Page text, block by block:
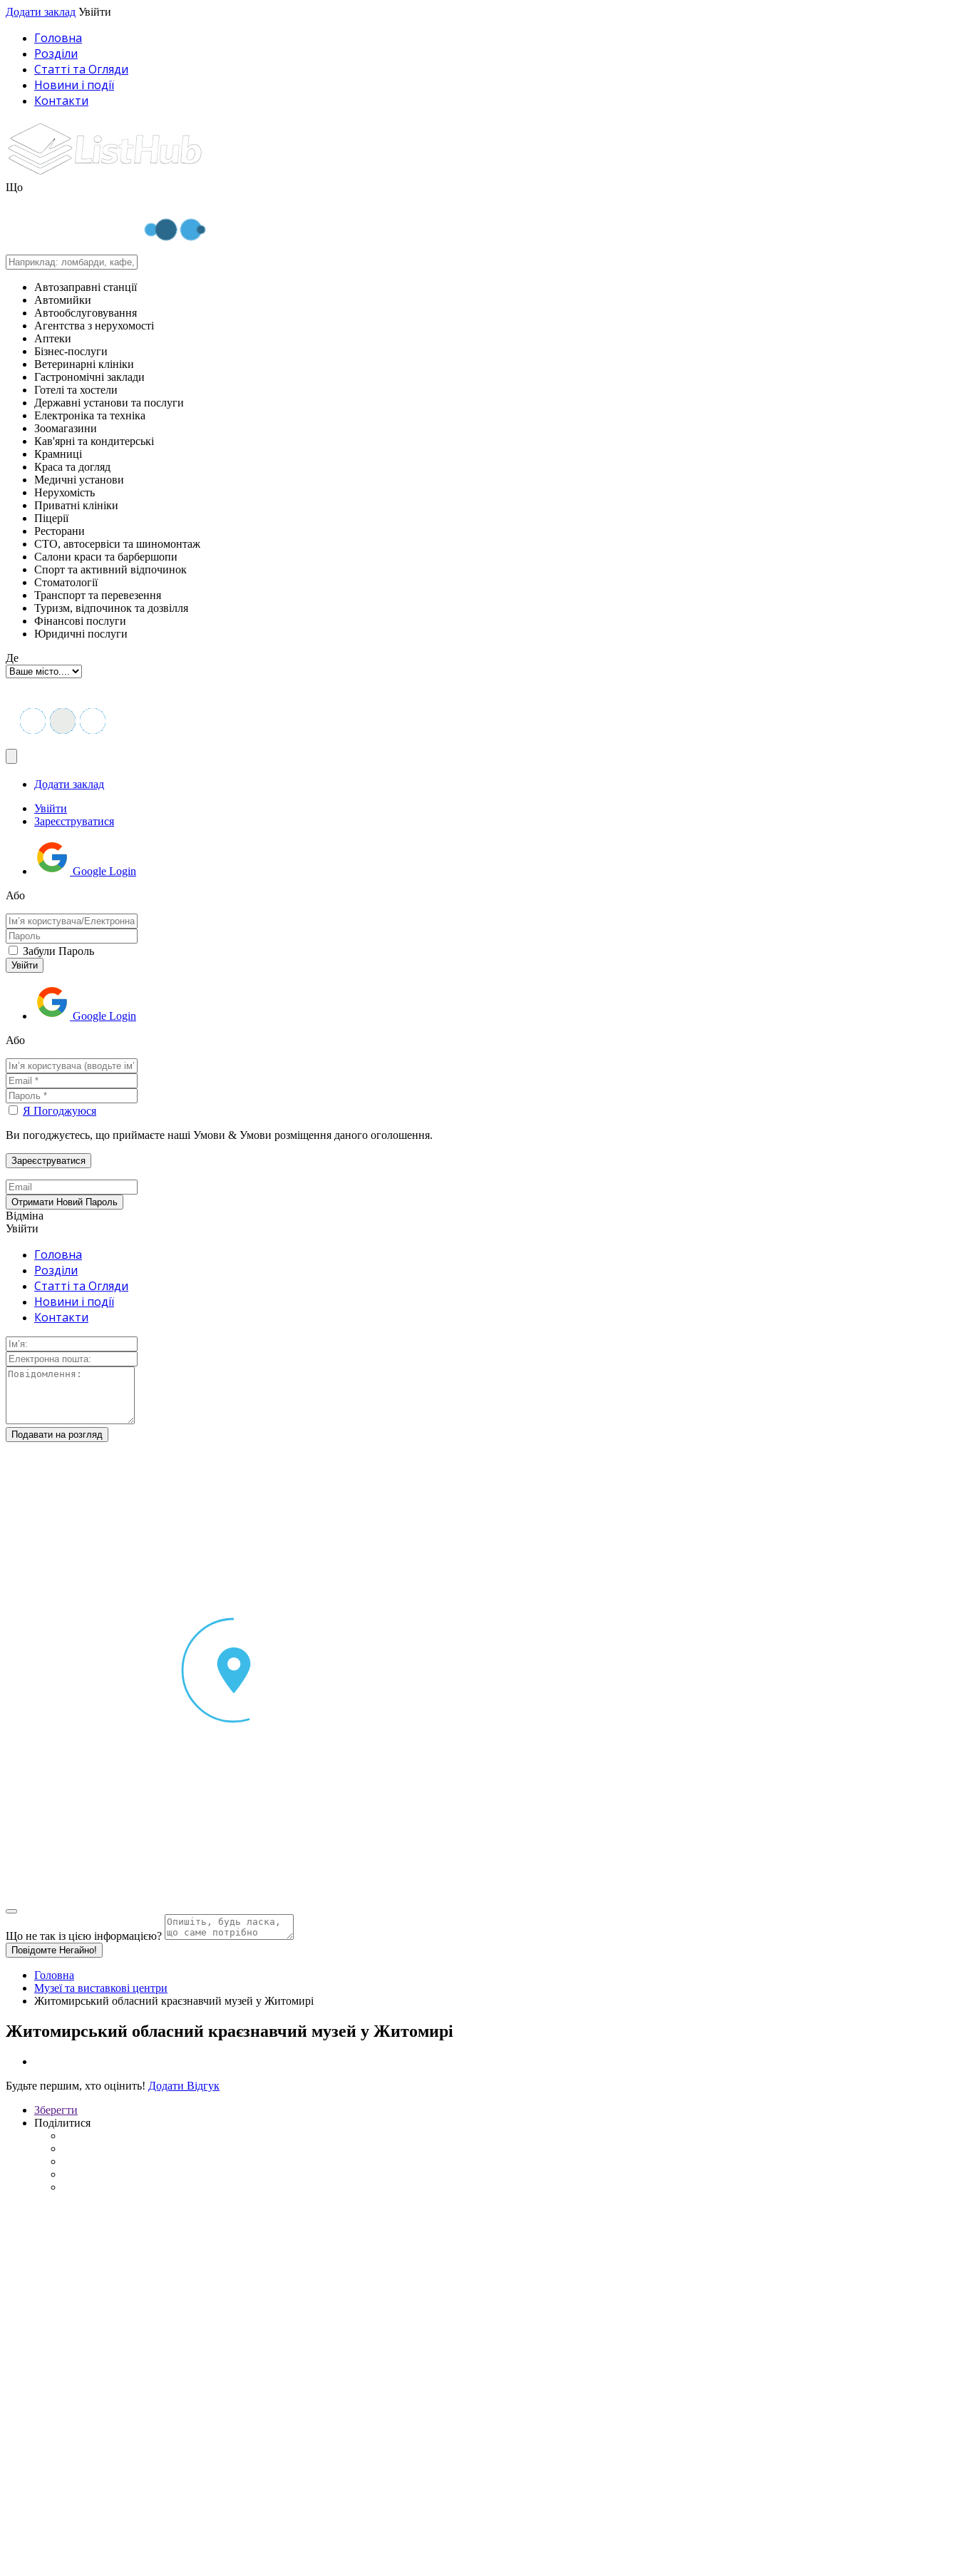
Додати заклад Увійти
Головна
Розділи
Статті та Огляди
Новини і події
Контакти
Що
Автозаправні станції
Автомийки
Автообслуговування
Агентства з нерухомості
Аптеки
Бізнес-послуги
Ветеринарні клініки
Гастрономічні заклади
Готелі та хостели
Державні установи та послуги
Електроніка та техніка
Зоомагазини
Кав'ярні та кондитерські
Крамниці
Краса та догляд
Медичні установи
Нерухомість
Приватні клініки
Піцерії
Ресторани
СТО, автосервіси та шиномонтаж
Салони краси та барбершопи
Спорт та активний відпочинок
Стоматології
Транспорт та перевезення
Туризм, відпочинок та дозвілля
Фінансові послуги
Юридичні послуги
Де
Додати заклад
Увійти
Зареєструватися
Google Login
Або
Забули Пароль
Google Login
Або
Я Погоджуюся
Ви погоджуєтесь, що приймаєте наші Умови & Умови розміщення даного оголошення.
Відміна
Увійти
Головна
Розділи
Статті та Огляди
Новини і події
Контакти
Що не так із цією інформацією?
Повідомте Негайно!
Головна
Музеї та виставкові центри
Житомирський обласний краєзнавчий музей у Житомирі
Житомирський обласний краєзнавчий музей у Житомирі
Будьте першим, хто оцінить! Додати Відгук
Зберегти
Поділитися